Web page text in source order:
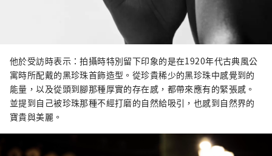
他於受訪時表示：拍攝時特別留下印象的是在1920年代古典風公
寓時所配戴的黑珍珠首飾造型。從珍貴稀少的黑珍珠中感覺到的
能量，以及從頭到腳那種厚實的存在感，都帶來應有的緊張感。
並提到自己被珍珠那種不經打磨的自然給吸引，也感到自然界的
寶貴與美麗。